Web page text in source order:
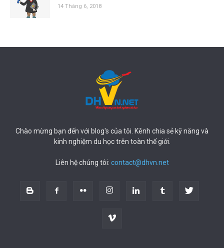
14 Tháng 6, 2018
Chào mừng bạn đến với blog's của tôi. Kênh chia sẻ kỹ năng và
kinh nghiệm du học trên toàn thế giới.
Liên hệ chúng tôi: contact@dhvn.net